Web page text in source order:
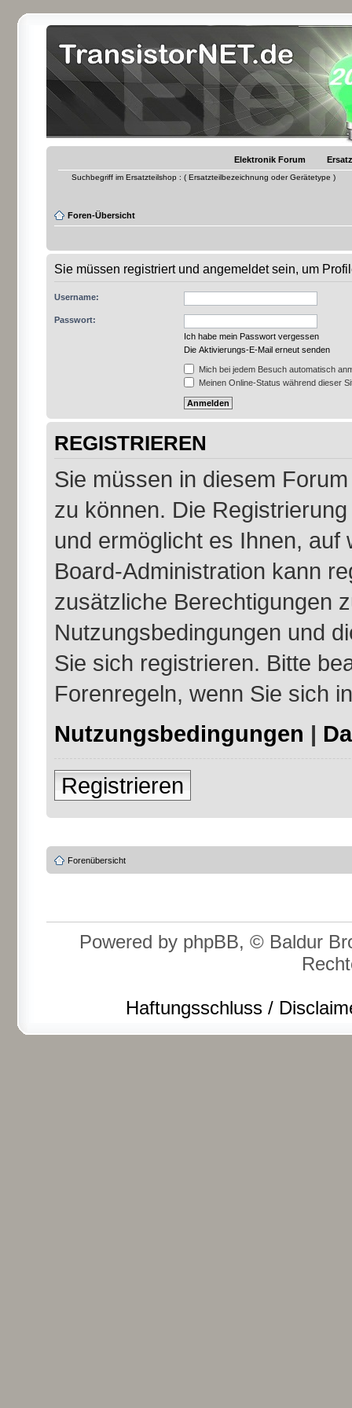
Elektronik Forum
Suchbegriff im Ersatzteilshop : ( Ersatzteilbezeichnung oder Gerätetype )
Foren-Übersicht
Sie müssen registriert und angemeldet sein, um
Username:
Passwort:
Ich habe mein Passwort vergessen
Die Aktivierungs-E-Mail erneut senden
Mich bei jedem Besuch automatisch
Meinen Online-Status während dieser
REGISTRIEREN
Sie müssen in diesem
zu können. Die
und ermöglicht es Ihnen,
Board-Administration kann
zusätzliche Berechtigungen
Nutzungsbedingungen und
Sie sich registrieren. Bitte
Forenregeln, wenn Sie sich
Nutzungsbedingungen |
Registrieren
Forenübersicht
Powered by phpBB, © Baldur
Haftungsschluss /